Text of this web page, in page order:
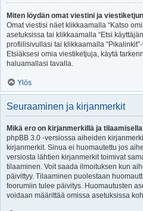
Miten löydän omat viestini ja
Omat viestisi näet klikkaamalla “Katso
asetuksissa tai klikkaamalla “Etsi
profiilisivullasi tai klikkaamalla
Etsiäksesi omia viestiketjuja, käytä
haluamallasi tavalla.
Ylös
Seuraaminen ja kirjanmerkit
Mikä ero on kirjanmerkillä ja
phpBB 3.0 -versiossa aiheiden
kirjanmerkit. Sinua ei huomautettu jos
versiosta lähtien kirjanmerkit toimivat
tilaaminen. Voit saada ilmoituksen kun
päivittyy. Tilaaminen puolestaan
foorumiin tulee päivitys. Huomautusten
voidaan määrittää omissa asetuksissa